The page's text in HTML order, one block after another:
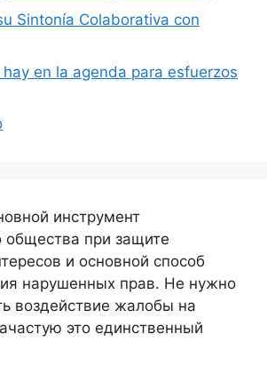
Sintonía Colaborativa con
hay en la agenda para esfuerzos
инструмент
общества при защите
и основной способ
нарушенных прав. Не нужно
воздействие жалобы на
это единственный